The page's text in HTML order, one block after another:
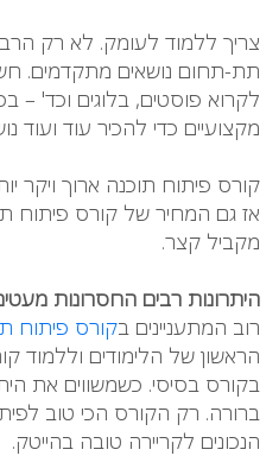
צריך ללמוד לעומק. לא רק
תת-תחום נושאים מתקדמים.
לקרוא פוסטים, בלוגים וכד' –
מקצועיים כדי להכיר עוד ועוד
קורס פיתוח תוכנה ארוך ויקר
מקביל קצר.
היתרונות רבים החסרונות
רוב המתעניינים בקורס פיתוח
הראשון של הלימודים וללמוד
בקורס בסיסי. כשמשווים את
ברורה. רק הקורס הכי טוב
הנכונים לקריירה טובה בהייטק.